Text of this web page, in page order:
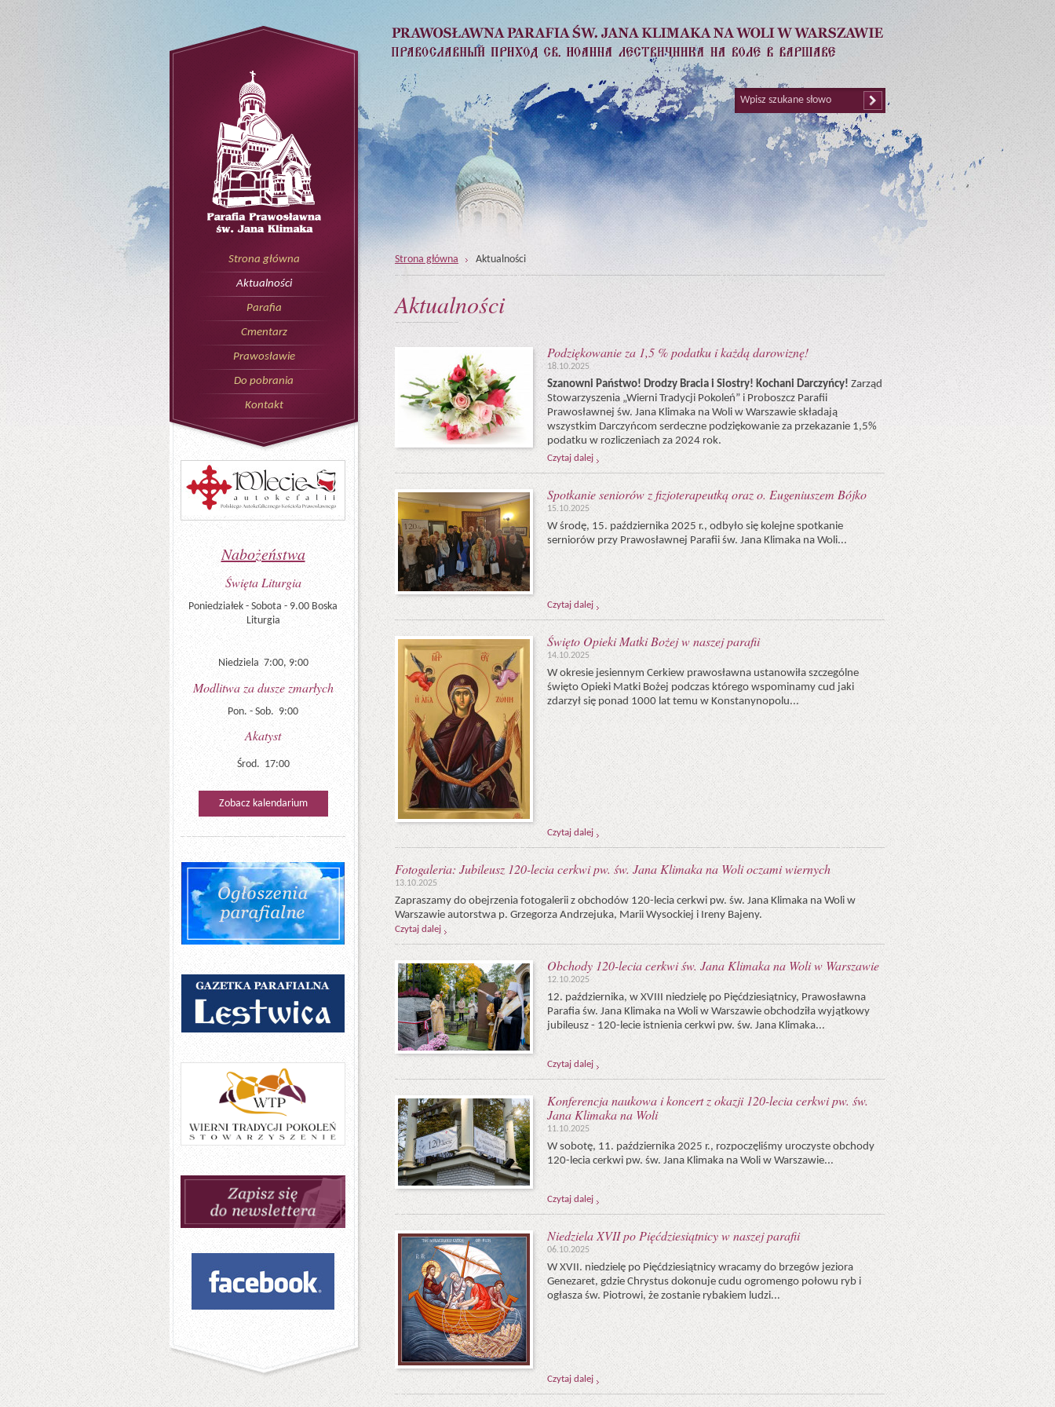
Strona główna
Aktualności
Parafia
Cmentarz
Prawosławie
Do pobrania
Kontakt
Nabożeństwa
Święta Liturgia
Poniedziałek - Sobota - 9.00 Boska
Liturgia
Niedziela 7:00, 9:00
Modlitwa za dusze zmarłych
Pon. - Sob. 9:00
Akatyst
Środ. 17:00
Zobacz kalendarium
Strona główna Aktualności
Aktualności
Podziękowanie za 1,5 % podatku i każdą darowiznę!
18.10.2025
Szanowni Państwo! Drodzy Bracia i Siostry! Kochani Darczyńcy! Zarząd
Stowarzyszenia „Wierni Tradycji Pokoleń” i Proboszcz Parafii
Prawosławnej św. Jana Klimaka na Woli w Warszawie składają
wszystkim Darczyńcom serdeczne podziękowanie za przekazanie 1,5%
podatku w rozliczeniach za 2024 rok.
Czytaj dalej
Spotkanie seniorów z fizjoterapeutką oraz o. Eugeniuszem Bójko
15.10.2025
W środę, 15. października 2025 r., odbyło się kolejne spotkanie
serniorów przy Prawosławnej Parafii św. Jana Klimaka na Woli...
Czytaj dalej
Święto Opieki Matki Bożej w naszej parafii
14.10.2025
W okresie jesiennym Cerkiew prawosławna ustanowiła szczególne
święto Opieki Matki Bożej podczas którego wspominamy cud jaki
zdarzył się ponad 1000 lat temu w Konstanynopolu...
Czytaj dalej
Fotogaleria: Jubileusz 120-lecia cerkwi pw. św. Jana Klimaka na Woli oczami wiernych
13.10.2025
Zapraszamy do obejrzenia fotogalerii z obchodów 120-lecia cerkwi pw. św. Jana Klimaka na Woli w
Warszawie autorstwa p. Grzegorza Andrzejuka, Marii Wysockiej i Ireny Bajeny.
Czytaj dalej
Obchody 120-lecia cerkwi św. Jana Klimaka na Woli w Warszawie
12.10.2025
12. października, w XVIII niedzielę po Pięćdziesiątnicy, Prawosławna
Parafia św. Jana Klimaka na Woli w Warszawie obchodziła wyjątkowy
jubileusz - 120-lecie istnienia cerkwi pw. św. Jana Klimaka...
Czytaj dalej
Konferencja naukowa i koncert z okazji 120-lecia cerkwi pw. św.
Jana Klimaka na Woli
11.10.2025
W sobotę, 11. października 2025 r., rozpoczęliśmy uroczyste obchody
120-lecia cerkwi pw. św. Jana Klimaka na Woli w Warszawie...
Czytaj dalej
Niedziela XVII po Pięćdziesiątnicy w naszej parafii
06.10.2025
W XVII. niedzielę po Pięćdziesiątnicy wracamy do brzegów jeziora
Genezaret, gdzie Chrystus dokonuje cudu ogromengo połowu ryb i
ogłasza św. Piotrowi, że zostanie rybakiem ludzi...
Czytaj dalej